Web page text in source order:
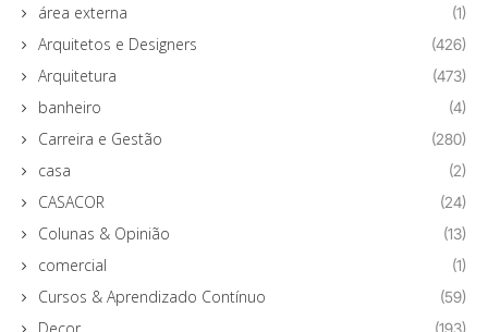
área externa (1)
Arquitetos e Designers (426)
Arquitetura (473)
banheiro (4)
Carreira e Gestão (280)
casa (2)
CASACOR (24)
Colunas & Opinião (13)
comercial (1)
Cursos & Aprendizado Contínuo (59)
(193)